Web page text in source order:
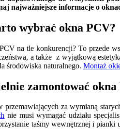
najważniejsze informacje o
wybrać okna PCV?
na tle konkurencji? To przede
a także z wyjątkową
środowiska naturalnego. Montaż
zamontować okna
przemawiających za wymianą
nie musi wymagać udziału
taśmy wewnętrznej i pianki